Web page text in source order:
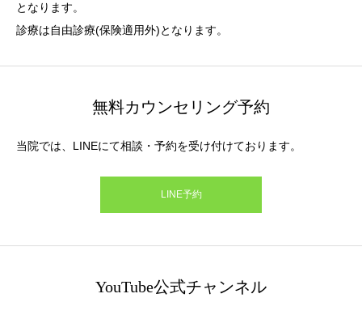
となります。
診療は自由診療(保険適用外)となります。
無料カウンセリング予約
当院では、LINEにて相談・予約を受け付けております。
LINE予約
YouTube公式チャンネル